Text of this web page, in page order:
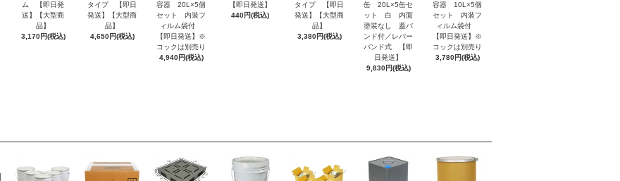
ム 【即日発
送】【大型商
品】
3,170円(税込)
タイプ 【即日
発送】【大型商
品】
4,650円(税込)
容器 20L×5個
セット 内装フ
ィルム袋付
【即日発送】※
コックは別売り
4,940円(税込)
【即日発送】
440円(税込)
タイプ 【即日
発送】【大型商
品】
3,380円(税込)
缶 20L×5缶セ
ット 白 内面
塗装なし 蓋バ
ンド付／レバー
バンド式 【即
日発送】
9,830円(税込)
容器 10L×5個
セット 内装フ
ィルム袋付
【即日発送】※
コックは別売り
3,780円(税込)